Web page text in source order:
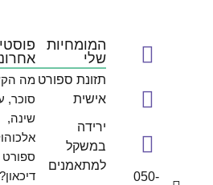
050-
המומחיות
שלי
תזונת ספורט
אישית
ירידה
במשקל
למתאמנים
מה
סוכר,
שינה,
דיכאון?